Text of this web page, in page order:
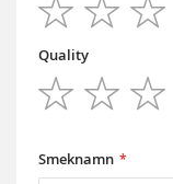
star
stars
stars
stars
stars
Quality
Smeknamn